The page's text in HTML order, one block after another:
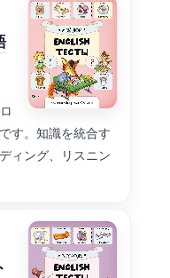
す。知識を統合す
ィング、リスニン